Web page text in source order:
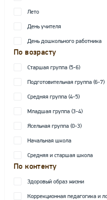
Лето
День учителя
День дошкольного работника
По возрасту
Старшая группа (5-6)
Подготовительная группа (6-7)
Средняя группа (4-5)
Младшая группа (3-4)
Ясельная группа (0-3)
Начальная школа
Средняя и старшая школа
По контенту
Здоровый образ жизни
Коррекционная педагогика и